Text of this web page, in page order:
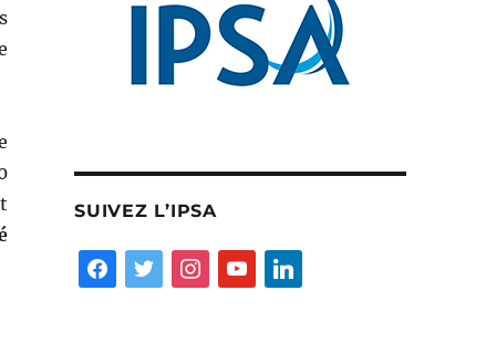
SUIVEZ L’IPSA
facebooktwitter instagramyoutube linkedin